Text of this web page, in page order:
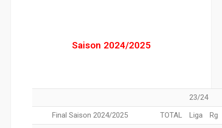
Saison 2024/2025
23/24
Final Saison 2024/2025
TOTAL Liga
Rg